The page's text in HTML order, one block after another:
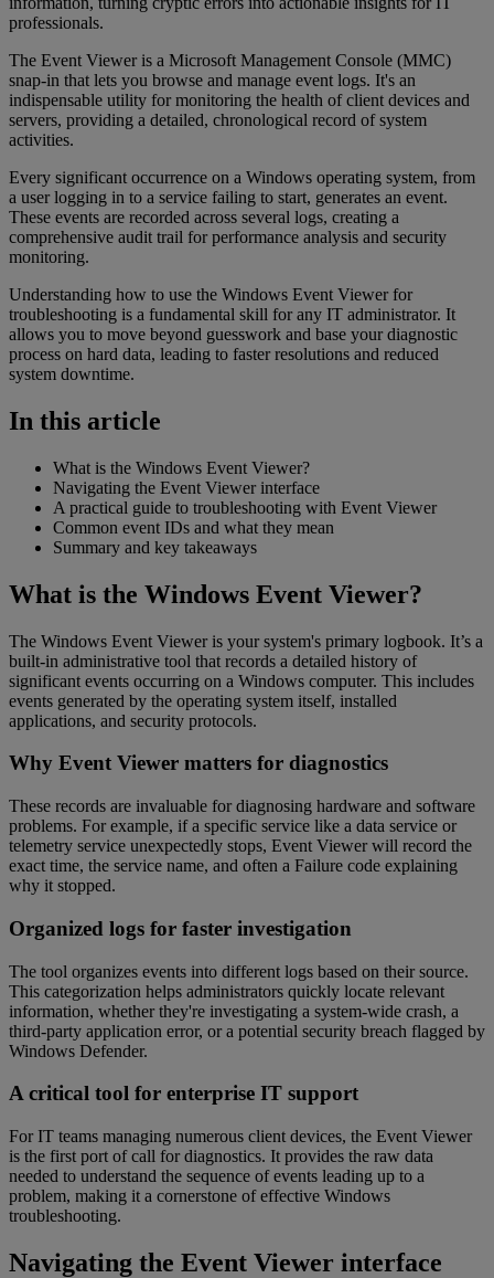
professionals.
The Event Viewer is a Microsoft Management Console (MMC)
snap-in that lets you browse and manage event logs. It's an
indispensable utility for monitoring the health of client devices and
servers, providing a detailed, chronological record of system
activities.
Every significant occurrence on a Windows operating system, from
a user logging in to a service failing to start, generates an event.
These events are recorded across several logs, creating a
comprehensive audit trail for performance analysis and security
monitoring.
Understanding how to use the Windows Event Viewer for
troubleshooting is a fundamental skill for any IT administrator. It
allows you to move beyond guesswork and base your diagnostic
process on hard data, leading to faster resolutions and reduced
system downtime.
In this article
What is the Windows Event Viewer?
Navigating the Event Viewer interface
A practical guide to troubleshooting with Event Viewer
Common event IDs and what they mean
Summary and key takeaways
What is the Windows Event Viewer?
The Windows Event Viewer is your system's primary logbook. It’s a
built-in administrative tool that records a detailed history of
significant events occurring on a Windows computer. This includes
events generated by the operating system itself, installed
applications, and security protocols.
Why Event Viewer matters for diagnostics
These records are invaluable for diagnosing hardware and software
problems. For example, if a specific service like a data service or
telemetry service unexpectedly stops, Event Viewer will record the
exact time, the service name, and often a Failure code explaining
why it stopped.
Organized logs for faster investigation
The tool organizes events into different logs based on their source.
This categorization helps administrators quickly locate relevant
information, whether they're investigating a system-wide crash, a
third-party application error, or a potential security breach flagged by
Windows Defender.
A critical tool for enterprise IT support
For IT teams managing numerous client devices, the Event Viewer
is the first port of call for diagnostics. It provides the raw data
needed to understand the sequence of events leading up to a
problem, making it a cornerstone of effective Windows
troubleshooting.
Navigating the Event Viewer interface